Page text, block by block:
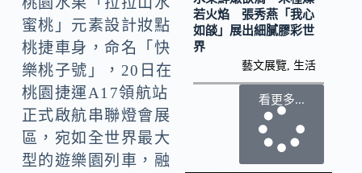
蜜桃」元素設計妝點
桃捷車身，命名「快
樂桃子號」，20日在
桃園捷運A17領航站
正式啟航串聯燈會展
區，宛如全世界最大
型的遊樂園列車，融
若火焰 張秀燕「我心
如燄」展出細膩膠彩世
界
藝文展覽 生活
看更多...